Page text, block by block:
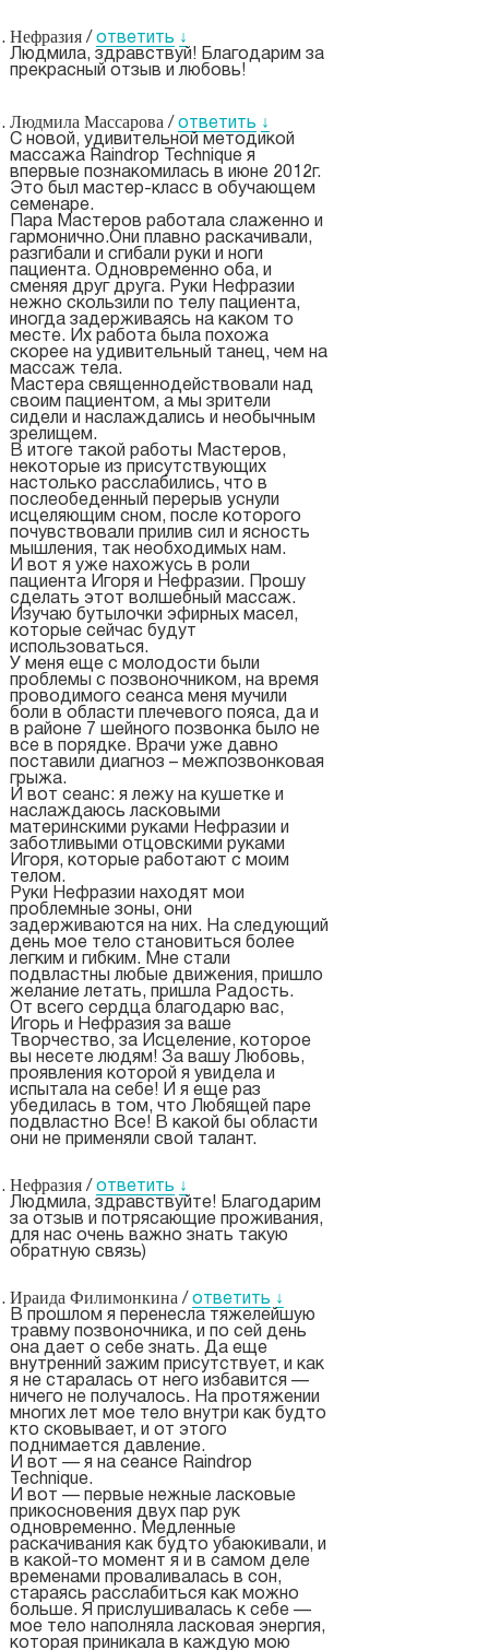
Нефразия / ответить ↓
Людмила, здравствуй! Благодарим за
прекрасный отзыв и любовь!
Людмила Массарова / ответить ↓
С новой, удивительной методикой
массажа Raindrop Technique я
впервые познакомилась в июне 2012г.
Это был мастер-класс в обучающем
семенаре.
Пара Мастеров работала слаженно и
гармонично.Они плавно раскачивали,
разгибали и сгибали руки и ноги
пациента. Одновременно оба, и
сменяя друг друга. Руки Нефразии
нежно скользили по телу пациента,
иногда задерживаясь на каком то
месте. Их работа была похожа
скорее на удивительный танец, чем на
массаж тела.
Мастера священнодействовали над
своим пациентом, а мы зрители
сидели и наслаждались и необычным
зрелищем.
В итоге такой работы Мастеров,
некоторые из присутствующих
настолько расслабились, что в
послеобеденный перерыв уснули
исцеляющим сном, после которого
почувствовали прилив сил и ясность
мышления, так необходимых нам.
И вот я уже нахожусь в роли
пациента Игоря и Нефразии. Прошу
сделать этот волшебный массаж.
Изучаю бутылочки эфирных масел,
которые сейчас будут
использоваться.
У меня еще с молодости были
проблемы с позвоночником, на время
проводимого сеанса меня мучили
боли в области плечевого пояса, да и
в районе 7 шейного позвонка было не
все в порядке. Врачи уже давно
поставили диагноз – межпозвонковая
грыжа.
И вот сеанс: я лежу на кушетке и
наслаждаюсь ласковыми
материнскими руками Нефразии и
заботливыми отцовскими руками
Игоря, которые работают с моим
телом.
Руки Нефразии находят мои
проблемные зоны, они
задерживаются на них. На следующий
день мое тело становиться более
легким и гибким. Мне стали
подвластны любые движения, пришло
желание летать, пришла Радость.
От всего сердца благодарю вас,
Игорь и Нефразия за ваше
Творчество, за Исцеление, которое
вы несете людям! За вашу Любовь,
проявления которой я увидела и
испытала на себе! И я еще раз
убедилась в том, что Любящей паре
подвластно Все! В какой бы области
они не применяли свой талант.
Нефразия / ответить ↓
Людмила, здравствуйте! Благодарим
за отзыв и потрясающие проживания,
для нас очень важно знать такую
обратную связь)
Ираида Филимонкина / ответить ↓
В прошлом я перенесла тяжелейшую
травму позвоночника, и по сей день
она дает о себе знать. Да еще
внутренний зажим присутствует, и как
я не старалась от него избавится —
ничего не получалось. На протяжении
многих лет мое тело внутри как будто
кто сковывает, и от этого
поднимается давление.
И вот — я на сеансе Raindrop
Technique.
И вот — первые нежные ласковые
прикосновения двух пар рук
одновременно. Медленные
раскачивания как будто убаюкивали, и
в какой-то момент я и в самом деле
временами проваливалась в сон,
стараясь расслабиться как можно
больше. Я прислушивалась к себе —
мое тело наполняла ласковая энергия,
которая приникала в каждую мою